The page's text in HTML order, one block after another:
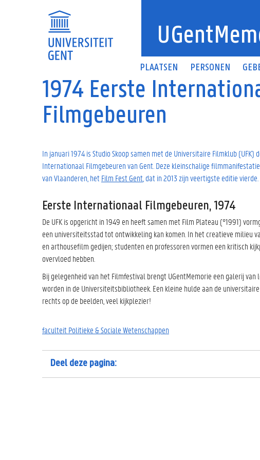
PLAATSEN PERSONEN
1974 Eerste
Filmgebeuren
In januari 1974 is Studio Skoop samen met de Universitaire Filmklub
Internationaal Filmgebeuren van Gent. Deze kleinschalige
van Vlaanderen, hetFilm Fest Gent , dat in 2013 zijn veertigste editie vierde.
Eerste Internationaal Filmgebeuren, 1974
De UFK is opgericht in 1949 en heeft samen met Film Plateau (°1991)
een universiteitsstad tot ontwikkeling kan komen. In het creatieve milieu
en arthousefilm gedijen; studenten en professoren vormen een kritisch
overvloed hebben.
Bij gelegenheid van het Filmfestival brengt UGentMemorie een galerij
worden in de Universiteitsbibliotheek. Een kleine hulde aan de
rechts op de beelden, veel kijkplezier!
faculteit Politieke & Sociale Wetenschappen
Deel deze pagina: